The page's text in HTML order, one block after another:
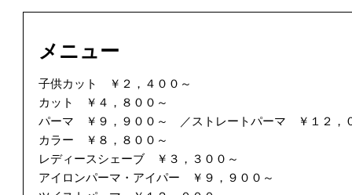
メニュー
子供カット ￥２，４００～
カット ￥４，８００～
パーマ ￥９，９００～ ／ストレートパーマ ￥１２，
カラー ￥８，８００～
レディースシェーブ ￥３，３００～
アイロンパーマ・アイパー ￥９，９００～